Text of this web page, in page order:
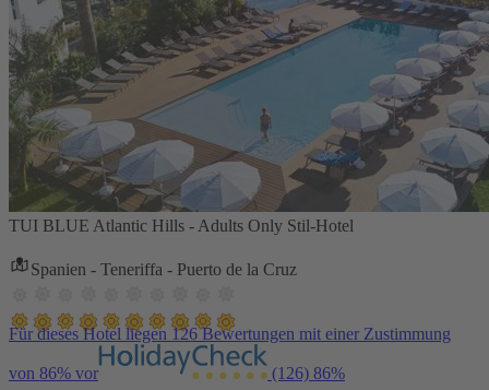
TUI BLUE Atlantic Hills - Adults Only Stil-Hotel
Spanien - Teneriffa - Puerto de la Cruz
Für dieses Hotel liegen 126 Bewertungen mit einer Zustimmung
von 86% vor (126) 86%